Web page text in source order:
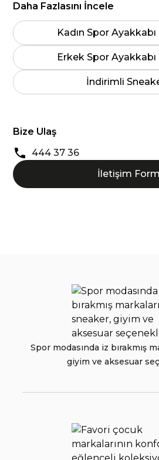
Daha Fazlasını İncele
Kadın Spor
Erkek Spor Ayakkabı
İndirimli
Bize Ulaş
444 37 36
İletişim
Spor modasında iz bırakmış
giyim ve aksesuar